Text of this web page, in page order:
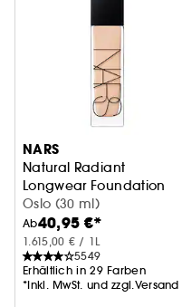
NARS
Natural Radiant
Longwear Foundation
Foundation
Oslo (30 ml)
Ab40,95 €*
1.615,00 € / 1L
5549
Erhältlich in 29 Farben
*Inkl. MwSt. und zzgl.Versand